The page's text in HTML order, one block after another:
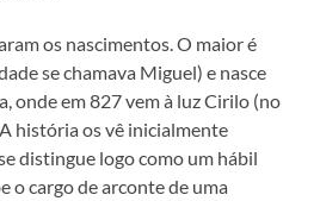
os nascimentos. O maior é
se chamava Miguel) e nasce
onde em 827 vem à luz Cirilo (no
história os vê inicialmente
distingue logo como um hábil
o cargo de arconte de uma